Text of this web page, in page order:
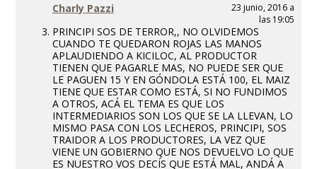
Charly Pazzi
23 junio, 2016 a
las 19:05
PRINCIPI SOS DE TERROR,, NO OLVIDEMOS
CUANDO TE QUEDARON ROJAS LAS MANOS
APLAUDIENDO A KICILOC, AL PRODUCTOR
TIENEN QUE PAGARLE MAS, NO PUEDE SER QUE
LE PAGUEN 15 Y EN GÓNDOLA ESTÁ 100, EL MAIZ
TIENE QUE ESTAR COMO ESTÁ, SI NO FUNDIMOS
A OTROS, ACÁ EL TEMA ES QUE LOS
INTERMEDIARIOS SON LOS QUE SE LA LLEVAN, LO
MISMO PASA CON LOS LECHEROS, PRINCIPI, SOS
TRAIDOR A LOS PRODUCTORES, LA VEZ QUE
VIENE UN GOBIERNO QUE NOS DEVUELVO LO QUE
ES NUESTRO VOS DECÍS QUE ESTÁ MAL, ANDÁ A